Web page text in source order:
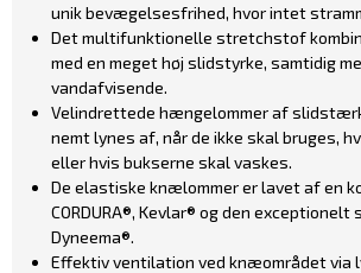
unik bevægelsesfrihed, hvor intet
Det multifunktionelle stretchstof
med en meget høj slidstyrke, samtidig
vandafvisende.
Velindrettede hængelommer af slidstærk
nemt lynes af, når de ikke skal bruges,
eller hvis bukserne skal vaskes.
De elastiske knælommer er lavet af en
CORDURA®, Kevlar® og den
Dyneema®.
Effektiv ventilation ved knæområdet via